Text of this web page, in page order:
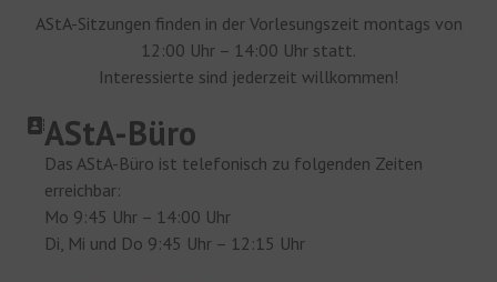
AStA-Sitzungen finden in der Vorlesungszeit montags von
12:00 Uhr – 14:00 Uhr statt.
Interessierte sind jederzeit willkommen!
AStA-Büro
Das AStA-Büro ist telefonisch zu folgenden Zeiten
erreichbar:
Mo 9:45 Uhr – 14:00 Uhr
Di, Mi und Do 9:45 Uhr – 12:15 Uhr